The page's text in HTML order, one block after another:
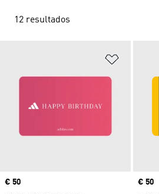
12 resultados
Precio
€ 50
Precio
€ 50